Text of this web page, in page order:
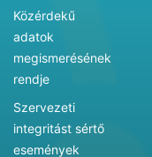
Közérdekű
adatok
megismerésének
rendje
Szervezeti
integritást sértő
események